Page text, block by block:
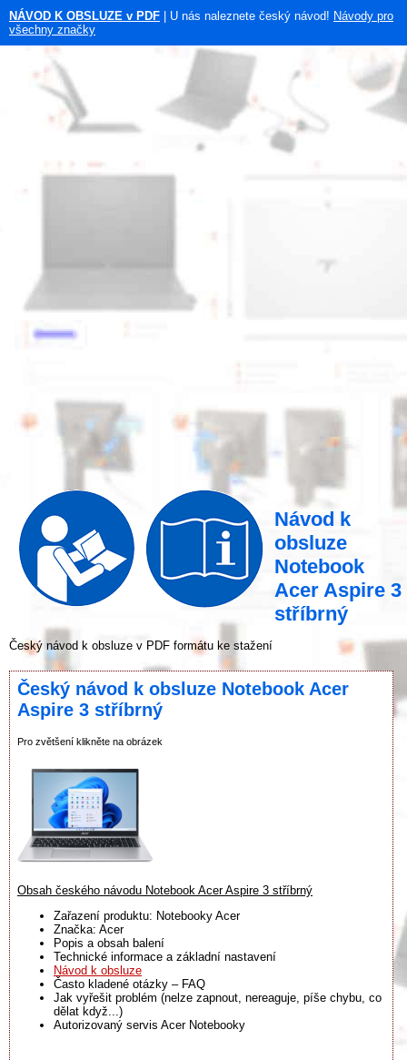
NÁVOD K OBSLUZE v PDF | U nás naleznete český návod! Návody pro
všechny značky
Návod k
obsluze
Notebook
Acer Aspire 3
stříbrný
Český návod k obsluze v PDF formátu ke stažení
Český návod k obsluze Notebook Acer
Aspire 3 stříbrný
Pro zvětšení klikněte na obrázek
Obsah českého návodu Notebook Acer Aspire 3 stříbrný
Zařazení produktu: Notebooky Acer
Značka: Acer
Popis a obsah balení
Technické informace a základní nastavení
Návod k obsluze
Často kladené otázky – FAQ
Jak vyřešit problém (nelze zapnout, nereaguje, píše chybu, co
dělat když...)
Autorizovaný servis Acer Notebooky